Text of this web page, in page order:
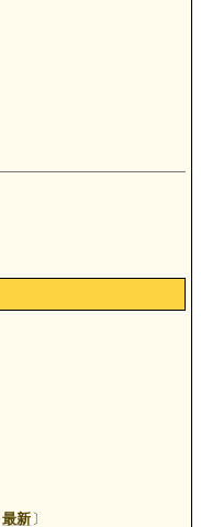
最新 〕